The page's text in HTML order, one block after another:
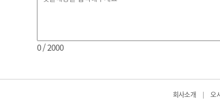
0/ 2000
회사소개 | 오